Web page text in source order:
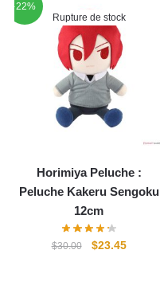
-22%
Rupture de stock
Horimiya Peluche :
Peluche Kakeru Sengoku
12cm
$30.00
Le
$23.45Le